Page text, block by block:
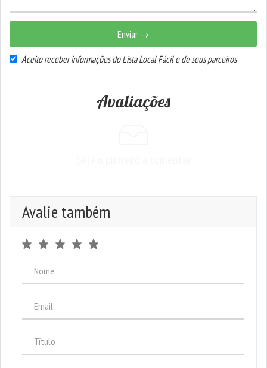
Enviar →
Aceito receber informações do Lista Local Fácil e de seus parceiros
Avaliações
Avalie também